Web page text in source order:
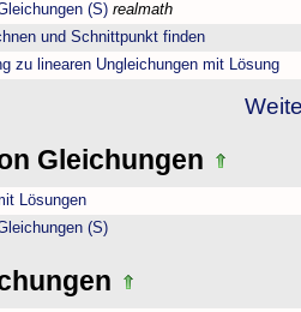
(S) realmath
und Schnittpunkt finden
zu linearen Ungleichungen mit Lösung
Gleichungen
Lösungen
(S)